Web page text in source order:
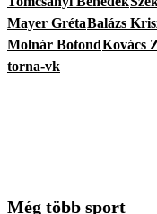
Mayer GrétaBalázs
Molnár BotondKovács
torna-vk
Még több sport